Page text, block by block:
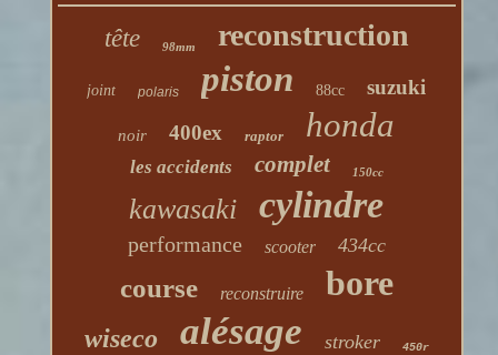
tête 98mm reconstruction
joint polaris piston 88cc suzuki
noir 400ex raptor honda
les accidents complet 150cc
kawasaki cylindre
performance scooter 434cc
course reconstruire bore
wiseco alésage stroker 450r